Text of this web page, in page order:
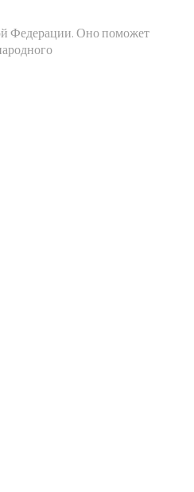
Федерации. Оно поможет